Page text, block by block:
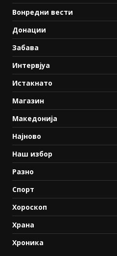
Вонредни вести
Донации
Забава
Интервјуа
Истакнато
Магазин
Македонија
Најново
Наш избор
Разно
Спорт
Хороскоп
Храна
Хроника